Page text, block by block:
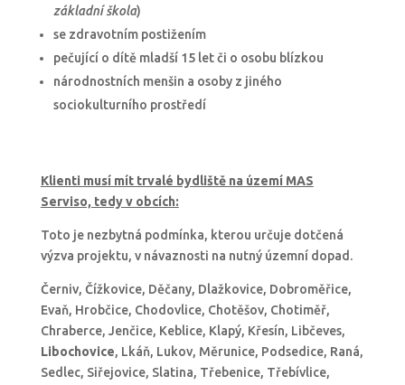
základní škola)
se zdravotním postižením
pečující o dítě mladší 15 let či o osobu blízkou
národnostních menšin a osoby z jiného
sociokulturního prostředí
Klienti musí mít trvalé bydliště na území MAS
Serviso, tedy v obcích:
Toto je nezbytná podmínka, kterou určuje dotčená
výzva projektu, v návaznosti na nutný územní dopad.
Černiv, Čížkovice, Děčany, Dlažkovice, Dobroměřice,
Evaň, Hrobčice, Chodovlice, Chotěšov, Chotiměř,
Chraberce, Jenčice, Keblice, Klapý, Křesín, Libčeves,
Libochovice, Lkáň, Lukov, Měrunice, Podsedice, Raná,
Sedlec, Siřejovice, Slatina, Třebenice, Třebívlice,